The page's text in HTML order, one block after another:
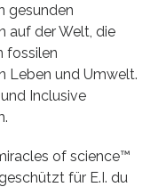
gesunden
auf der Welt, die
fossilen
Leben und Umwelt.
Inclusive
of science™
für E.I. du